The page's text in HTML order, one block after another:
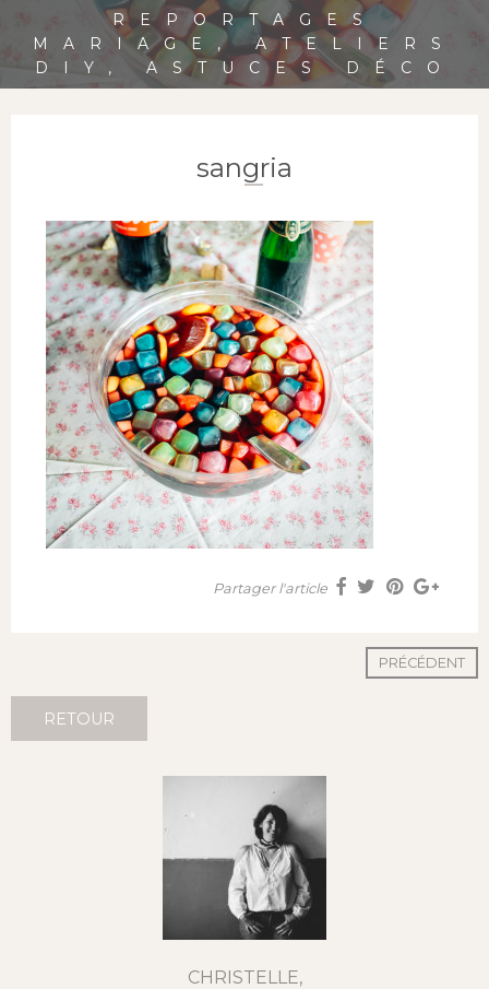
REPORTAGES
MARIAGE, ATELIERS
DIY, ASTUCES DÉCO
sangria
Partager l'article
PRÉCÉDENT
RETOUR
CHRISTELLE,